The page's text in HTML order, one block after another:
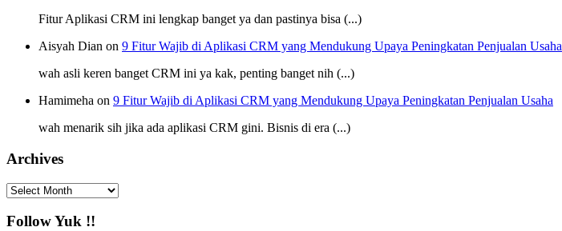
Fitur Aplikasi CRM ini lengkap banget ya dan pastinya bisa (...)
Aisyah Dian on 9 Fitur Wajib di Aplikasi CRM yang Mendukung Upaya Peningkatan Penjualan Usaha
wah asli keren banget CRM ini ya kak, penting banget nih (...)
Hamimeha on 9 Fitur Wajib di Aplikasi CRM yang Mendukung Upaya Peningkatan Penjualan Usaha
wah menarik sih jika ada aplikasi CRM gini. Bisnis di era (...)
Archives
Archives
Follow Yuk !!